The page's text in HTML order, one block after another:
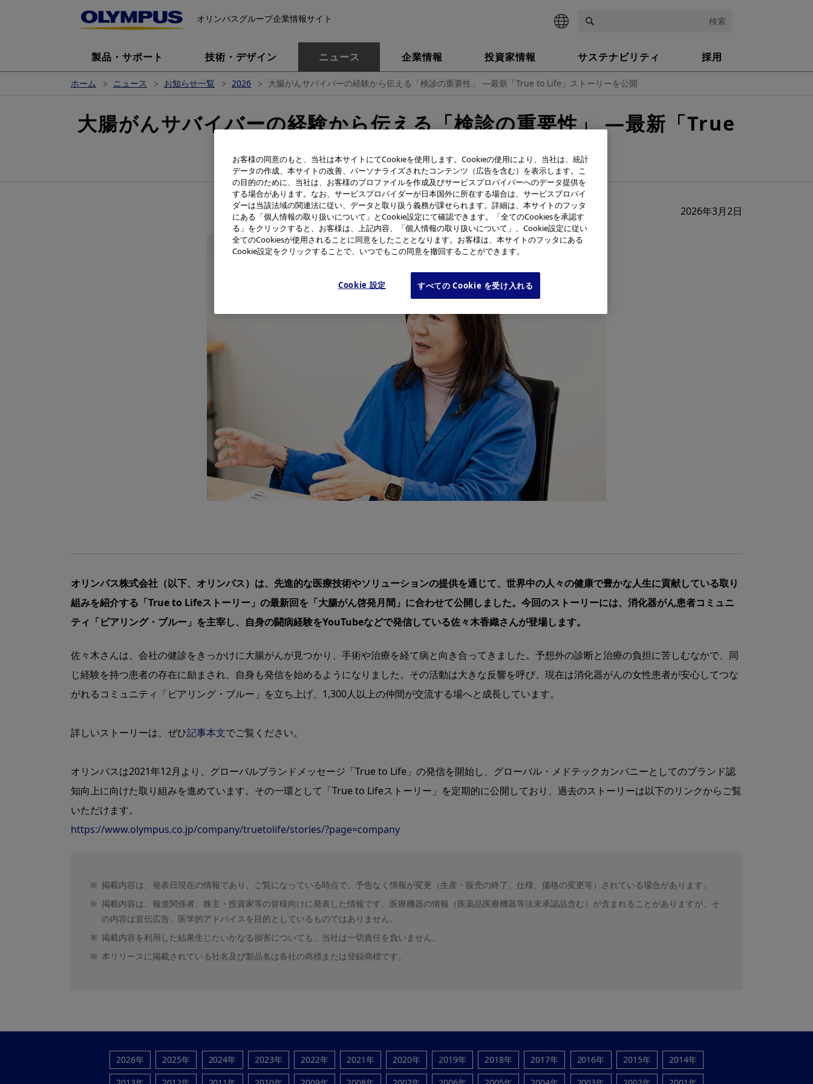
オリンパスグループ企業情報サイト 検索
製品・サポート 技術・デザイン ニュース 企業情報 投資家情報 サステナビリティ 採用
ホーム ニュース お知らせ一覧 2026 大腸がんサバイバーの経験から伝える「検診の重要性」 ―最新「True to Life」ストーリーを公開
大腸がんサバイバーの経験から伝える「検診の重要性」 ―最新「True
to Life」ストーリーを公開
2026年3月2日
オリンパス株式会社（以下、オリンパス）は、先進的な医療技術やソリューションの提供を通じて、世界中の人々の健康で豊かな人生に貢献している取り
組みを紹介する「True to Lifeストーリー」の最新回を「大腸がん啓発月間」に合わせて公開しました。今回のストーリーには、消化器がん患者コミュニ
ティ「ピアリング・ブルー」を主宰し、自身の闘病経験をYouTubeなどで発信している佐々木香織さんが登場します。
佐々木さんは、会社の健診をきっかけに大腸がんが見つかり、手術や治療を経て病と向き合ってきました。予想外の診断と治療の負担に苦しむなかで、同
じ経験を持つ患者の存在に励まされ、自身も発信を始めるようになりました。その活動は大きな反響を呼び、現在は消化器がんの女性患者が安心してつな
がれるコミュニティ「ピアリング・ブルー」を立ち上げ、1,300人以上の仲間が交流する場へと成長しています。
詳しいストーリーは、ぜひ記事本文でご覧ください。
オリンパスは2021年12月より、グローバルブランドメッセージ「True to Life」の発信を開始し、グローバル・メドテックカンパニーとしてのブランド認
知向上に向けた取り組みを進めています。その一環として「True to Lifeストーリー」を定期的に公開しており、過去のストーリーは以下のリンクからご覧
いただけます。
https://www.olympus.co.jp/company/truetolife/stories/?page=company
※ 掲載内容は、発表日現在の情報であり、ご覧になっている時点で、予告なく情報が変更（生産・販売の終了、仕様、価格の変更等）されている場合があります。
※ 掲載内容は、報道関係者、株主・投資家等の皆様向けに発表した情報です。医療機器の情報（医薬品医療機器等法未承認品含む）が含まれることがありますが、そ
の内容は宣伝広告、医学的アドバイスを目的としているものではありません。
※ 掲載内容を利用した結果生じたいかなる損害についても、当社は一切責任を負いません。
※ 本リリースに掲載されている社名及び製品名は各社の商標または登録商標です。
2026年 2025年 2024年 2023年 2022年 2021年 2020年 2019年 2018年 2017年 2016年 2015年
2014年
お客様の同意のもと、当社は本サイトにてCookieを使用します。Cookieの使用により、当社は、統計
データの作成、本サイトの改善、パーソナライズされたコンテンツ（広告を含む）を表示します。こ
の目的のために、当社は、お客様のプロファイルを作成及びサービスプロバイバーへのデータ提供を
する場合があります。なお、サービスプロバイダーが日本国外に所在する場合は、サービスプロバイ
ダーは当該法域の関連法に従い、データと取り扱う義務が課せられます。詳細は、本サイトのフッタ
にある「個人情報の取り扱いについて」とCookie設定にて確認できます。「全てのCookiesを承認す
る」をクリックすると、お客様は、上記内容、「個人情報の取り扱いについて」、Cookie設定に従い
全てのCookiesが使用されることに同意をしたこととなります。お客様は、本サイトのフッタにある
Cookie設定をクリックすることで、いつでもこの同意を撤回することができます。
Cookie 設定 すべての Cookie を受け入れる